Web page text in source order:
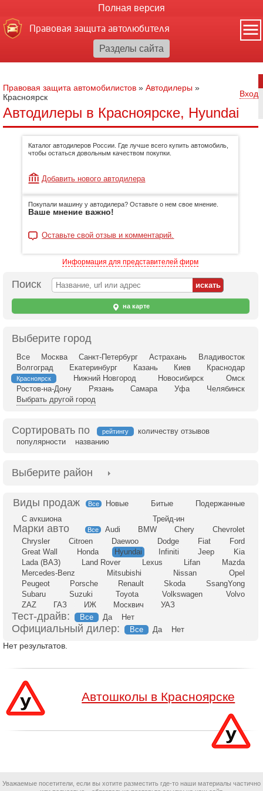
Полная версия
Правовая защита автолюбителя
Правовая защита автомобилистов » Автодилеры »
Красноярск
Вход
Автодилеры в Красноярске, Hyundai
Каталог автодилеров России. Где лучше всего купить автомобиль,
чтобы остаться довольным качеством покупки.
Добавить нового автодилера
Покупали машину у автодилера? Оставьте о нем свое мнение.
Ваше мнение важно!
Оставьте свой отзыв и комментарий.
Информация для представителей фирм
Поиск
на карте
Выберите город
Все Москва Санкт-Петербург Астрахань
Владивосток
Волгоград
Екатеринбург Казань Киев Краснодар
Красноярск Нижний Новгород Новосибирск
Омск
Ростов-на-Дону
Рязань Самара Уфа
Челябинск
Выбрать другой город
Сортировать по рейтингу
количеству отзывов
популярности
названию
Выберите район
Все Новые Битые
Подержанные
С аукциона
Трейд-ин
Все Audi BMW Chery
Chevrolet
Chrysler
Citroen Daewoo Dodge Fiat
Ford
Great Wall
Honda Hyundai Infiniti Jeep
Kia
Lada (ВАЗ)
Land Rover Lexus Lifan
Mazda
Mercedes-Benz
Mitsubishi Nissan
Opel
Peugeot
Porsche Renault Skoda
SsangYong
Subaru
Suzuki Toyota Volkswagen
Volvo
ZAZ
ГАЗ ИЖ Москвич УАЗ
Тест-драйв: Все Да Нет
Официальный дилер: Все Да Нет
Нет результатов.
Автошколы в Красноярске
Уважаемые посетители, если вы хотите разместить где-то наши материалы частично